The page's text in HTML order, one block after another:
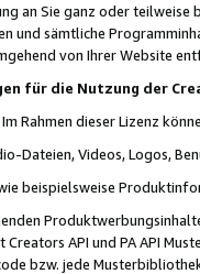
an Sie ganz oder teilweise
und sämtliche
von Ihrer Website
für die Nutzung der
Im Rahmen dieser Lizenz
Dateien, Videos, Logos,
beispielsweise
Creators API und PA API
bzw. jede